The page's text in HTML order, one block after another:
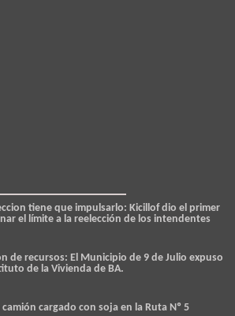
tiene que impulsarlo: Kicillof dio el primer
el límite a la reelección de los intendentes
de recursos: El Municipio de 9 de Julio expuso
de la Vivienda de BA.
cargado con soja en la Ruta Nº 5